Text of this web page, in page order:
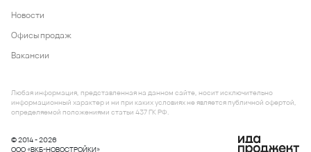
Новости
Офисы продаж
Вакансии
© 2014 - 2026
ООО «ВКБ-НОВОСТРОЙКИ»
Любая информация, представленная на данном сайте, носит исключительно
информационный характер и ни при каких условиях не является публичной офертой,
определяемой положениями статьи 437 ГК РФ.